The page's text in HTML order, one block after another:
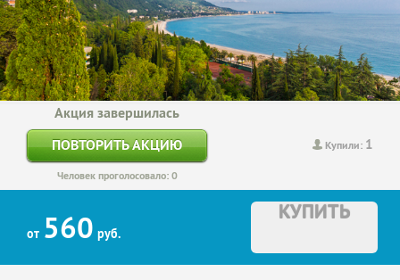
Купили: 1
Акция завершилась
ПОВТОРИТЬ АКЦИЮ
Человек проголосовало: 0
от 560 руб.
КУПИТЬ